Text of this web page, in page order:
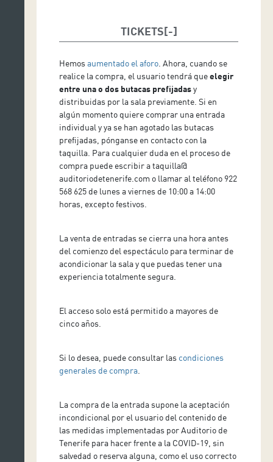
TICKETS
Hemosaumentado el aforo . Ahora, cuando se
realice la compra, el usuario tendrá queelegir
entre una o dos butacas prefijadasy
distribuidas por la sala previamente. Si en
algún momento quiere comprar una entrada
individual y ya se han agotado las butacas
prefijadas, pónganse en contacto con la
taquilla. Para cualquier duda en el proceso de
compra puede escribir a taquilla@
auditoriodetenerife.com o llamar al teléfono 922
568 625 de lunes a viernes de 10:00 a 14:00
horas, excepto festivos.
La venta de entradas se cierra una hora antes
del comienzo del espectáculo para terminar de
acondicionar la sala y que puedas tener una
experiencia totalmente segura.
El acceso solo está permitido a mayores de
cinco años.
Si lo desea, puede consultar las condiciones
generales de compra
La compra de la entrada supone la aceptación
incondicional por el usuario del contenido de
las medidas implementadas por Auditorio de
Tenerife para hacer frente a la COVID-19, sin
salvedad o reserva alguna, como el uso correcto